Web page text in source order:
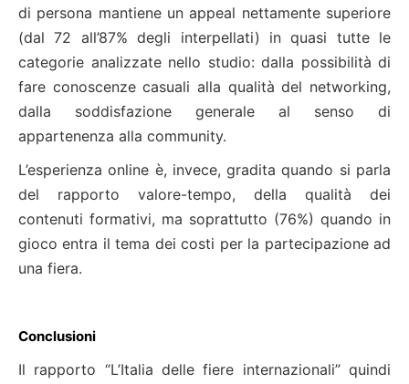
di persona mantiene un appeal nettamente superiore
(dal 72 all’87% degli interpellati) in quasi tutte le
categorie analizzate nello studio: dalla possibilità di
fare conoscenze casuali alla qualità del networking,
dalla soddisfazione generale al senso di
appartenenza alla community.
L’esperienza online è, invece, gradita quando si parla
del rapporto valore-tempo, della qualità dei
contenuti formativi, ma soprattutto (76%) quando in
gioco entra il tema dei costi per la partecipazione ad
una fiera.
Conclusioni
Il rapporto “L’Italia delle fiere internazionali” quindi